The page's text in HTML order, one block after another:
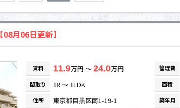
【08月06日更新】
賃料 11.9万円 ～24.0万円 管理費
間取り 1R ～ 1LDK 面積
住所 東京都目黒区南1-19-1 築年月